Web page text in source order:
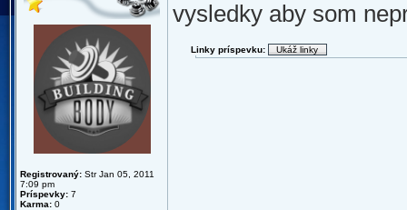
Registrovaný: Str Jan 05, 2011
7:09 pm
Príspevky: 7
Karma: 0
vysledky aby som
Linky príspevku: